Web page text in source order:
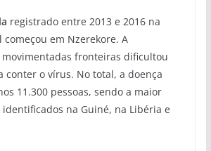
registrado entre 2013 e 2016 na
em Nzerekore. A
fronteiras dificultou
conter o vírus. No total, a doença
11.300 pessoas, sendo a maior
identificados na Guiné, na Libéria e